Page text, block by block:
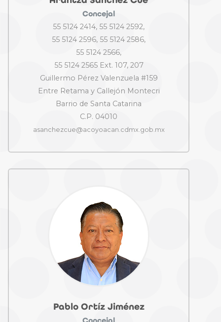
Concejal
55 5124 2414, 55 5124 2592,
55 5124 2596, 55 5124 2586,
55 5124 2566,
55 5124 2565 Ext. 107, 207
Guillermo Pérez Valenzuela #159
Entre Retama y Callejón Montecri
Barrio de Santa Catarina
C.P. 04010
asanchezcue@acoyoacan.cdmx.gob.mx
Pablo Ortíz Jiménez